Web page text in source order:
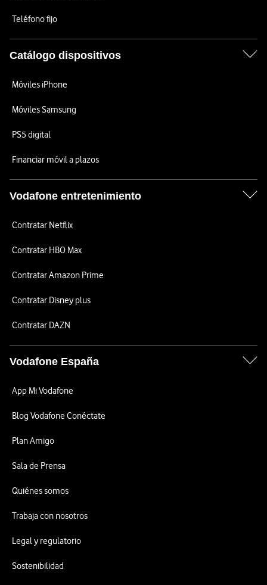
Teléfono fijo
Catálogo dispositivos
Móviles iPhone
Móviles Samsung
PS5 digital
Financiar móvil a plazos
Vodafone entretenimiento
Contratar Netflix
Contratar HBO Max
Contratar Amazon Prime
Contratar Disney plus
Contratar DAZN
Vodafone España
App Mi Vodafone
Blog Vodafone Conéctate
Plan Amigo
Sala de Prensa
Quiénes somos
Trabaja con nosotros
Legal y regulatorio
Sostenibilidad